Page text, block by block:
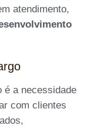
atendimento,
é a necessidade
com clientes